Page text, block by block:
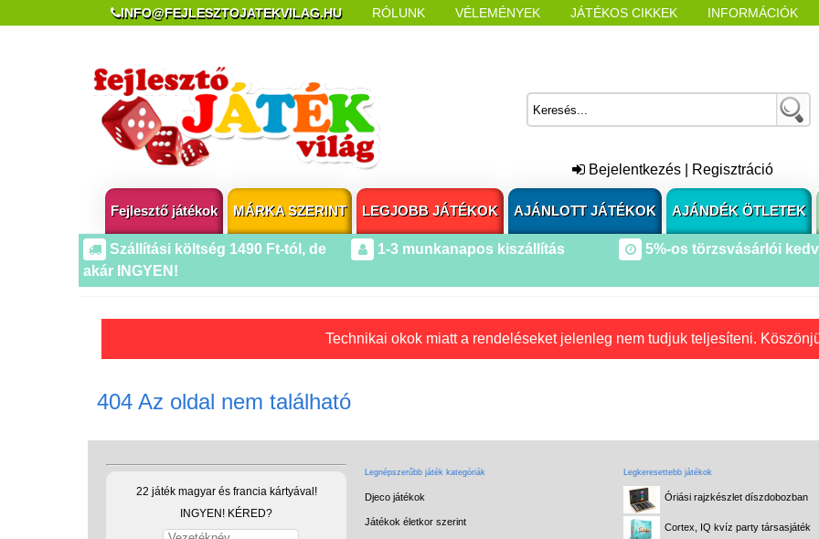
INFO@FEJLESZTOJATEKVILAG.HU RÓLUNK VÉLEMÉNYEK JÁTÉKOS CIKKEK INFORMÁCIÓK
Bejelentkezés Regisztráció
Fejlesztő játékok MÁRKA SZERINT LEGJOBB JÁTÉKOK AJÁNLOTT JÁTÉKOK AJÁNDÉK ÖTLETEK
Szállítási költség 1490 Ft-tól, de
akár INGYEN!
1-3 munkanapos kiszállítás 5%-os törzsvásárlói
Technikai okok miatt a rendeléseket jelenleg nem tudjuk teljesíteni.
404 Az oldal nem található
22 játék magyar és francia kártyával!
INGYEN! KÉRED?
Legnépszerűbb játék kategóriák
Djeco játékok
Játékok életkor szerint
Legkeresettebb játékok
Óriási rajzkészlet díszdobozban
Cortex, IQ kvíz party társasjáték